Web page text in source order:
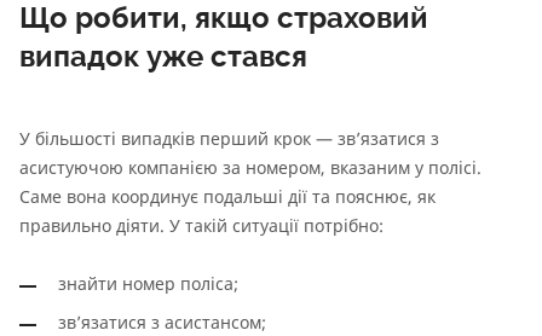
Що робити, якщо страховий
випадок уже стався
У більшості випадків перший крок — зв’язатися з
асистуючою компанією за номером, вказаним у полісі.
Саме вона координує подальші дії та пояснює, як
правильно діяти. У такій ситуації потрібно:
знайти номер поліса;
зв’язатися з асистансом;